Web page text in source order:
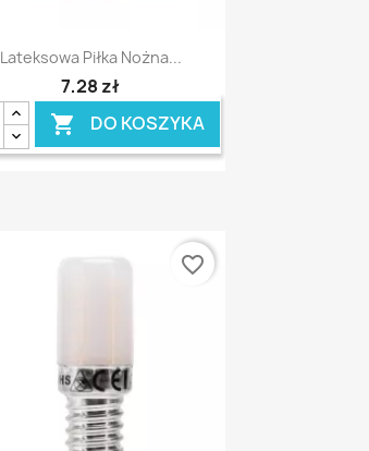
Szybki podgląd
Lateksowa Piłka Nożna...
7,28 zł
 DO KOSZYKA
favorite_border